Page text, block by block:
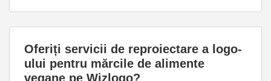
Oferiți servicii de reproiectare a logo-
ului pentru mărcile de alimente
vegane pe Wizlogo?